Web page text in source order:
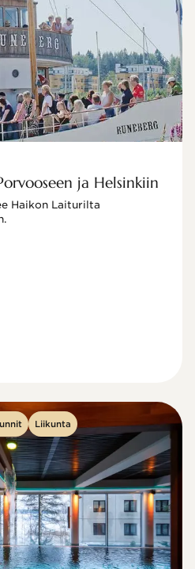
ja Helsinkiin
Haikon Laiturilta
Liikunta